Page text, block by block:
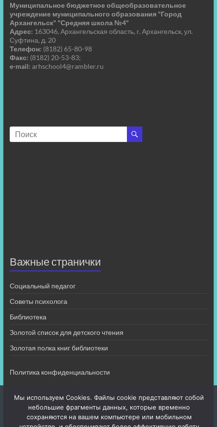
Муниципальное бюджетное общеобразовательное
учреждение муниципального образования "Город
Архангельск" "Средняя школа №4"
Адрес: 163046, Архангельская область, г. Архангельск, ул.
Суфтина, д. 20
Телефон: (8182) 65-80-98
Факс: (8182) 20-53-83;
e-mail: arhschool4@rambler.ru
Важные странички
Социальный педагог
Советы психолога
Библиотека
Золотой список для детского чтения
Золотая полка книг библиотеки
Политика конфиденциальности
Мы используем Cookies. Файлы cookie представляют собой
небольшие фрагменты данных, которые временно
сохраняются на вашем компьютере или мобильном